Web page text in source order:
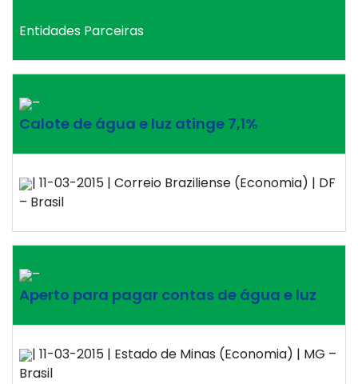
Entidades Parceiras
–
Calote de água e luz atinge 7,1%
| 11-03-2015 | Correio Braziliense (Economia) | DF
– Brasil
–
Aperto para pagar contas de água e luz
| 11-03-2015 | Estado de Minas (Economia) | MG –
Brasil